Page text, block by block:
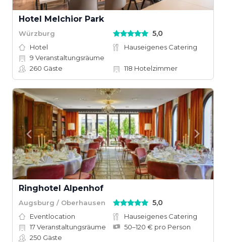
Hotel Melchior Park
Würzburg 5,0
Hotel
Hauseigenes Catering
9 Veranstaltungsräume
260 Gäste 118 Hotelzimmer
Ringhotel Alpenhof
Augsburg / Oberhausen 5,0
Eventlocation
Hauseigenes Catering
17Veranstaltungsräume
50–120 € pro Person
250 Gäste